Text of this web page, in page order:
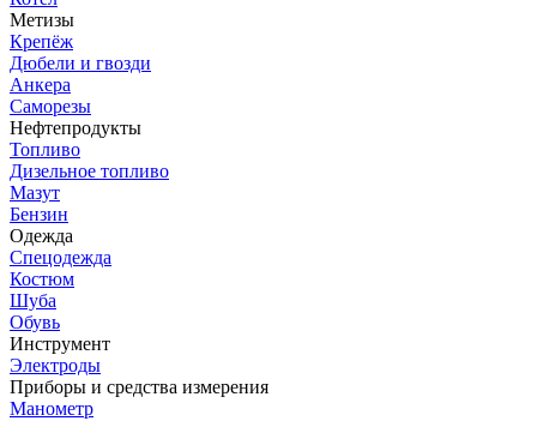
Метизы
Крепёж
Дюбели и гвозди
Анкера
Саморезы
Нефтепродукты
Топливо
Дизельное топливо
Мазут
Бензин
Одежда
Спецодежда
Костюм
Шуба
Обувь
Инструмент
Электроды
Приборы и средства измерения
Манометр